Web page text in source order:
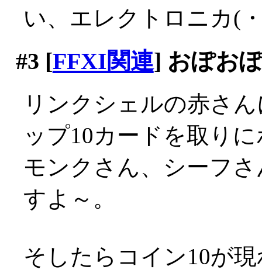
い、エレクトロニカ(
#3 [FFXI関連] おぽお
リンクシェルの赤さ
ップ10カードを取り
モンクさん、シーフ
すよ～。
そしたらコイン10が